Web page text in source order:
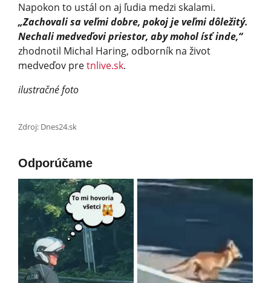
Napokon to ustál on aj ľudia medzi skalami.
„Zachovali sa veľmi dobre, pokoj je veľmi dôležitý.
Nechali medveďovi priestor, aby mohol ísť inde,“
zhodnotil Michal Haring, odborník na život
medveďov pretnlive.sk.
ilustračné foto
Zdroj: Dnes24.sk
Odporúčame